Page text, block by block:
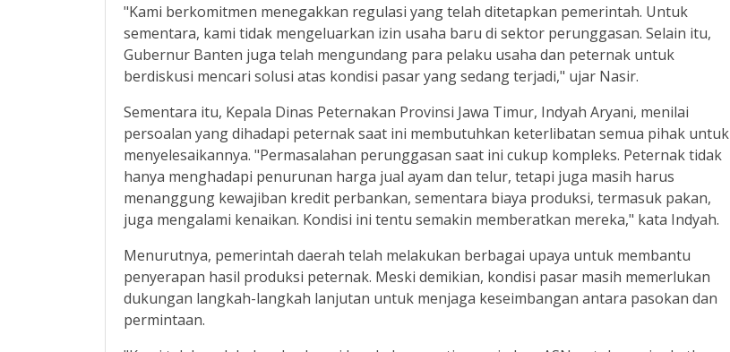
"Kami berkomitmen menegakkan regulasi yang telah ditetapkan pemerintah. Untuk
sementara, kami tidak mengeluarkan izin usaha baru di sektor perunggasan. Selain itu,
Gubernur Banten juga telah mengundang para pelaku usaha dan peternak untuk
berdiskusi mencari solusi atas kondisi pasar yang sedang terjadi," ujar Nasir.
Sementara itu, Kepala Dinas Peternakan Provinsi Jawa Timur, Indyah Aryani, menilai
persoalan yang dihadapi peternak saat ini membutuhkan keterlibatan semua pihak untuk
menyelesaikannya. "Permasalahan perunggasan saat ini cukup kompleks. Peternak tidak
hanya menghadapi penurunan harga jual ayam dan telur, tetapi juga masih harus
menanggung kewajiban kredit perbankan, sementara biaya produksi, termasuk pakan,
juga mengalami kenaikan. Kondisi ini tentu semakin memberatkan mereka," kata Indyah.
Menurutnya, pemerintah daerah telah melakukan berbagai upaya untuk membantu
penyerapan hasil produksi peternak. Meski demikian, kondisi pasar masih memerlukan
dukungan langkah-langkah lanjutan untuk menjaga keseimbangan antara pasokan dan
permintaan.